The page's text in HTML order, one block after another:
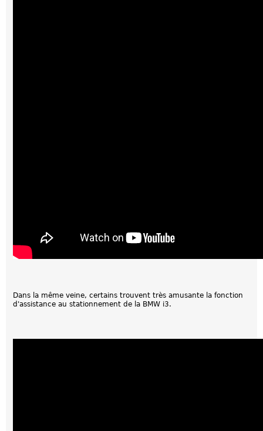
Dans la même veine, certains trouvent très amusante la fonction
d'assistance au stationnement de la BMW i3.